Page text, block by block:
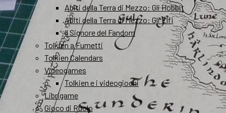
Abiti della Terra di Mezzo: Gli Hobbit
Abiti della Terra di Mezzo: Gli Elfi
Il Signore del Fandom
Tolkien a Fumetti
Tolkien Calendars
Videogames
Tolkien e i videogiochi
Librigame
Gioco di Ruolo